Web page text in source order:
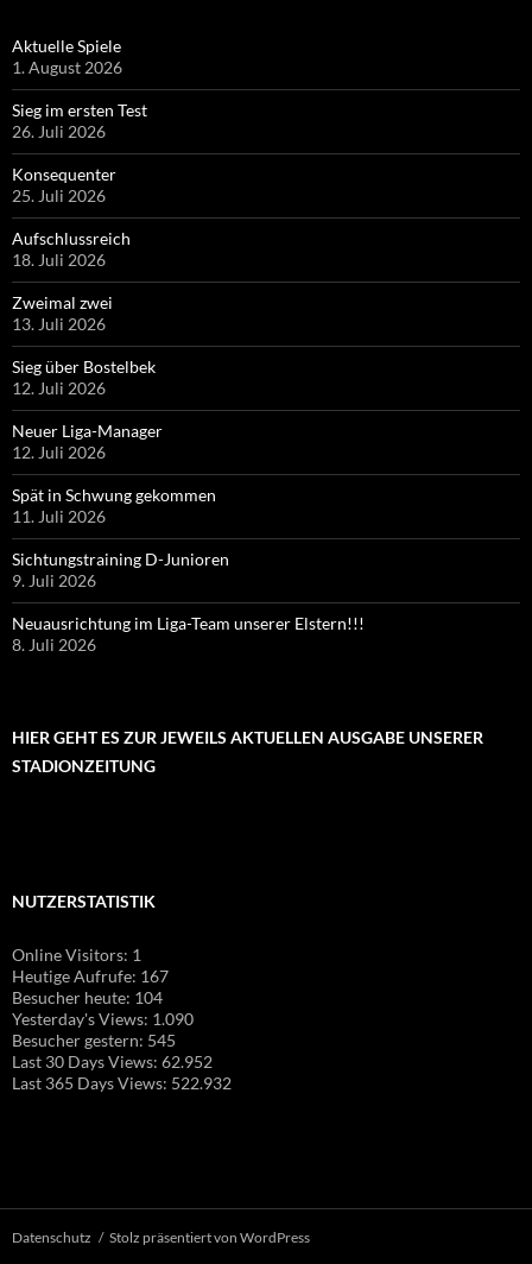
Aktuelle Spiele
1. August 2026
Sieg im ersten Test
26. Juli 2026
Konsequenter
25. Juli 2026
Aufschlussreich
18. Juli 2026
Zweimal zwei
13. Juli 2026
Sieg über Bostelbek
12. Juli 2026
Neuer Liga-Manager
12. Juli 2026
Spät in Schwung gekommen
11. Juli 2026
Sichtungstraining D-Junioren
9. Juli 2026
Neuausrichtung im Liga-Team unserer Elstern!!!
8. Juli 2026
HIER GEHT ES ZUR JEWEILS AKTUELLEN AUSGABE UNSERER
STADIONZEITUNG
NUTZERSTATISTIK
Online Visitors: 1
Heutige Aufrufe: 167
Besucher heute: 104
Yesterday's Views: 1.090
Besucher gestern: 545
Last 30 Days Views: 62.952
Last 365 Days Views: 522.932
Datenschutz Stolz präsentiert von WordPress